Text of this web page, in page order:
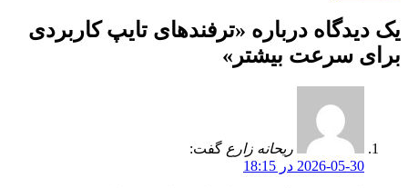
یک دیدگاه درباره «ترفندهای تایپ کاربردی
برای سرعت بیشتر »
ریحانه زارع گفت:
2026-05-30 در 18:15